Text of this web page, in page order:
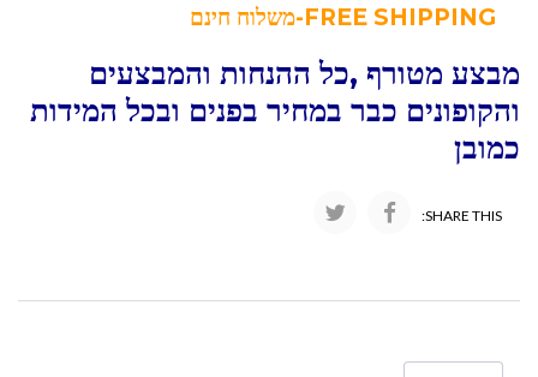
מבצע מטורף ,כל ההנחות והמבצעים
והקופונים כבר במחיר בפנים ובכל המידות
כמובן
SHARE THIS: